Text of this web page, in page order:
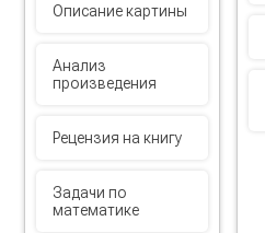
Описание картины
Анализ
произведения
Рецензия на книгу
Задачи по
математике